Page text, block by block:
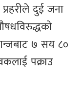
दुई जना
७ सय ८०
पक्राउ